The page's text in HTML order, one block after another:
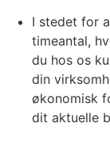
I stedet for
timeantal,
du hos os
din
økonomisk
dit aktuelle